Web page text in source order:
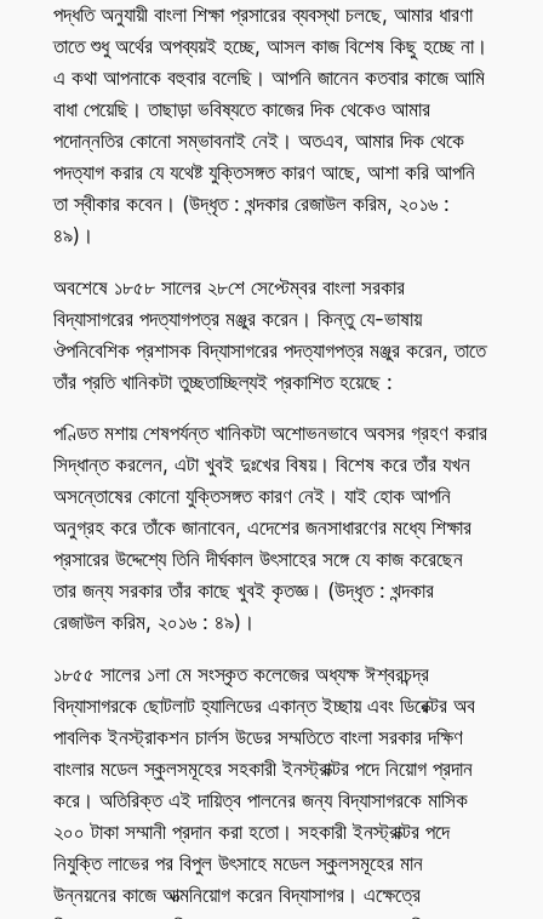
পদ্ধতি অনুযায়ী বাংলা শিক্ষা প্রসারের ব্যবস্থা চলছে, আমার ধারণা
তাতে শুধু অর্থের অপব্যয়ই হচ্ছে, আসল কাজ বিশেষ কিছু হচ্ছে না।
এ কথা আপনাকে বহুবার বলেছি। আপনি জানেন কতবার কাজে আমি
বাধা পেয়েছি। তাছাড়া ভবিষ্যতে কাজের দিক থেকেও আমার
পদোন্নতির কোনো সম্ভাবনাই নেই। অতএব, আমার দিক থেকে
পদত্যাগ করার যে যথেষ্ট যুক্তিসঙ্গত কারণ আছে, আশা করি আপনি
তা স্বীকার কবেন। (উদ্ধৃত : খন্দকার রেজাউল করিম, ২০১৬ :
৪৯)।
অবশেষে ১৮৫৮ সালের ২৮শে সেপ্টেম্বর বাংলা সরকার
বিদ্যাসাগরের পদত্যাগপত্র মঞ্জুর করেন। কিন্তু যে-ভাষায়
ঔপনিবেশিক প্রশাসক বিদ্যাসাগরের পদত্যাগপত্র মঞ্জুর করেন, তাতে
তাঁর প্রতি খানিকটা তুচ্ছতাচ্ছিল্যই প্রকাশিত হয়েছে :
পণ্ডিত মশায় শেষপর্যন্ত খানিকটা অশোভনভাবে অবসর গ্রহণ করার
সিদ্ধান্ত করলেন, এটা খুবই দুঃখের বিষয়। বিশেষ করে তাঁর যখন
অসন্তোষের কোনো যুক্তিসঙ্গত কারণ নেই। যাই হোক আপনি
অনুগ্রহ করে তাঁকে জানাবেন, এদেশের জনসাধারণের মধ্যে শিক্ষার
প্রসারের উদ্দেশ্যে তিনি দীর্ঘকাল উৎসাহের সঙ্গে যে কাজ করেছেন
তার জন্য সরকার তাঁর কাছে খুবই কৃতজ্ঞ। (উদ্ধৃত : খন্দকার
রেজাউল করিম, ২০১৬ : ৪৯)।
১৮৫৫ সালের ১লা মে সংস্কৃত কলেজের অধ্যক্ষ ঈশ্বরচন্দ্র
বিদ্যাসাগরকে ছোটলাট হ্যালিডের একান্ত ইচ্ছায় এবং ডিরেক্টর অব
পাবলিক ইনস্ট্রাকশন চার্লস উডের সম্মতিতে বাংলা সরকার দক্ষিণ
বাংলার মডেল স্কুলসমূহের সহকারী ইনস্ট্রাক্টর পদে নিয়োগ প্রদান
করে। অতিরিক্ত এই দায়িত্ব পালনের জন্য বিদ্যাসাগরকে মাসিক
২০০ টাকা সম্মানী প্রদান করা হতো। সহকারী ইনস্ট্রাক্টর পদে
নিযুক্তি লাভের পর বিপুল উৎসাহে মডেল স্কুলসমূহের মান
উন্নয়নের কাজে আত্মনিয়োগ করেন বিদ্যাসাগর। এক্ষেত্রে